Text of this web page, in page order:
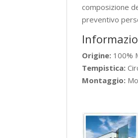
composizione
preventivo
Origine: 100%
Tempistica:
Montaggio: